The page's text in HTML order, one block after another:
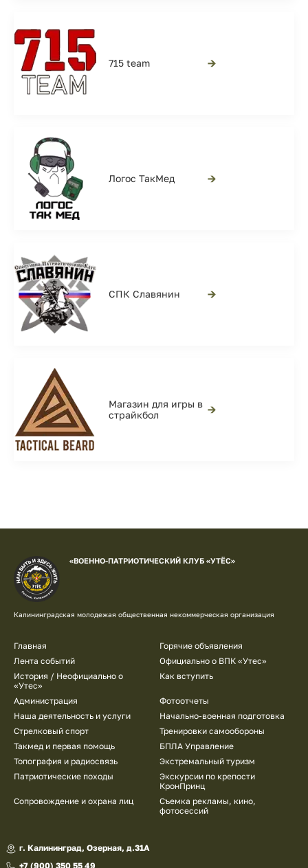
715 team →
Логос ТакМед →
СПК Славянин →
Магазин для игры в
страйкбол
→
«ВОЕННО-ПАТРИОТИЧЕСКИЙ КЛУБ «УТЁС»
Калининградская молодежая общественная некоммерческая организация
Подвал
Главная
Горячие объявления
Лента событий
Официально о ВПК «Утес»
История / Неофициально о
«Утес»
Как вступить
Администрация
Фотоотчеты
Наша деятельность и услуги
Начально-военная подготовка
Стрелковый спорт
Тренировки самообороны
Такмед и первая помощь
БПЛА Управление
Топография и радиосвязь
Экстремальный туризм
Патриотические походы
Экскурсии по крепости
КронПринц
Сопровождение и охрана лиц
Съемка рекламы, кино,
фотосессий
г. Калининград, Озерная, д.31А
+7 (900) 350 55 49